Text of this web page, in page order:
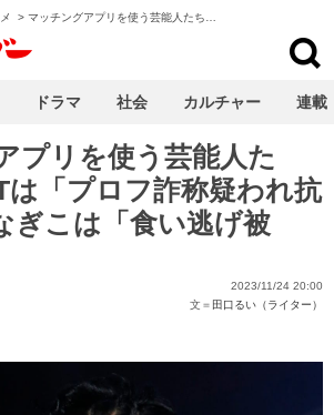
> マッチングアプリを使う芸能人たち…
プリを使う芸能人た
は「プロフ詐称疑われ抗
ぎこは「食い逃げ被
2023/11/24 20:00
文＝ 田口るい（ライター）
ドラマ 社会 カルチャー 連載